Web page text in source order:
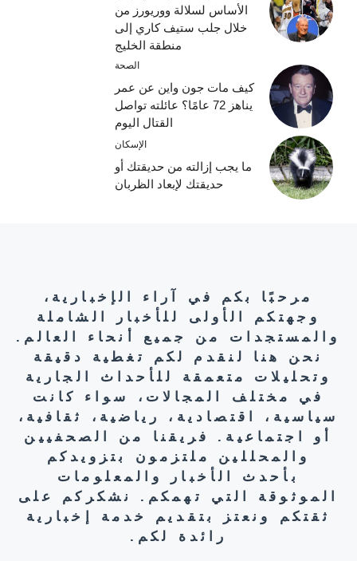
الأساس لسلالة ووريورز من
خلال جلب ستيف كاري إلى
منطقة الخليج
الصحة
كيف مات جون واين عن عمر
يناهز 72 عامًا؟ عائلته تواصل
القتال اليوم
الإسكان
ما يجب إزالته من حديقتك أو
حديقتك لإبعاد الظربان
مرحبًا بكم في آراء الإخبارية،
وجهتكم الأولى للأخبار الشاملة
والمستجدات من جميع أنحاء العالم.
نحن هنا لنقدم لكم تغطية دقيقة
وتحليلات متعمقة للأحداث الجارية
في مختلف المجالات، سواء كانت
سياسية، اقتصادية، رياضية، ثقافية،
أو اجتماعية. فريقنا من الصحفيين
والمحللين ملتزمون بتزويدكم
بأحدث الأخبار والمعلومات
الموثوقة التي تهمكم. نشكركم على
ثقتكم ونعتز بتقديم خدمة إخبارية
رائدة لكم.